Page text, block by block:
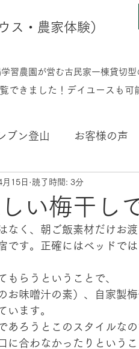
・農家体験）
習農園が営む古民家一棟貸切型
できました！デイユースも可
ブン登山 お客様の声
季折々 子育ちのこと
い梅干し
15日 読了時間: 3分
なく、朝ご飯素材だけお
です。正確にはベッドで
もらうということで、
お味噌汁の素）、自家製
います。
あろうとこのスタイルな
に合わなかったりという